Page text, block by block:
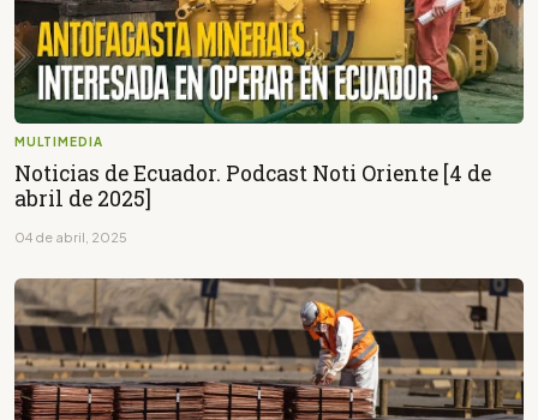
MULTIMEDIA
Noticias de Ecuador. Podcast Noti Oriente [4 de
abril de 2025]
04 de abril, 2025